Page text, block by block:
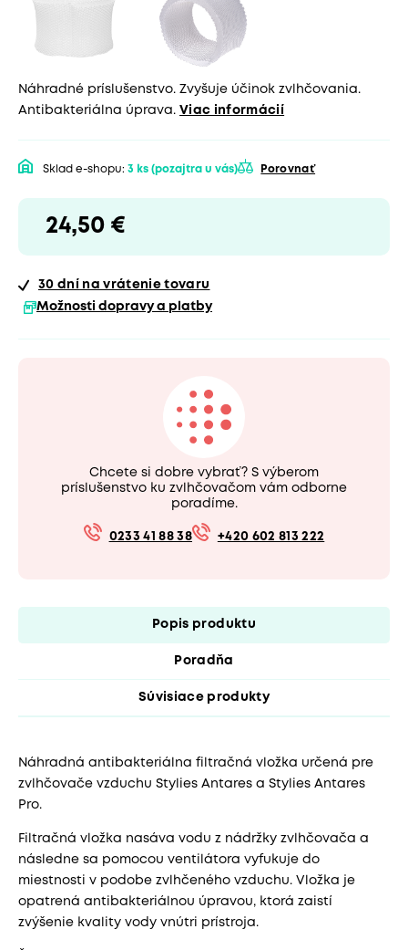
Náhradné príslušenstvo. Zvyšuje účinok zvlhčovania.
Antibakteriálna úprava. Viac informácií
Sklad e-shopu: 3 ks (pozajtra u vás) Porovnať
24,50 €
30 dní na vrátenie tovaru
Možnosti dopravy a platby
Chcete si dobre vybrať? S výberom
príslušenstvo ku zvlhčovačom vám odborne
poradíme.
0233 41 88 38 +420 602 813 222
Popis produktu
Poradňa
Súvisiace produkty
Náhradná antibakteriálna filtračná vložka určená pre
zvlhčovače vzduchu Stylies Antares a Stylies Antares
Pro.
Filtračná vložka nasáva vodu z nádržky zvlhčovača a
následne sa pomocou ventilátora vyfukuje do
miestnosti v podobe zvlhčeného vzduchu. Vložka je
opatrená antibakteriálnou úpravou, ktorá zaistí
zvýšenie kvality vody vnútri prístroja.